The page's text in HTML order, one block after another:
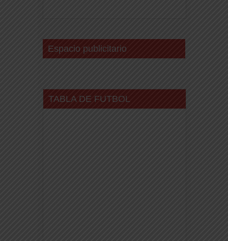
Espacio publicitario
TABLA DE FUTBOL